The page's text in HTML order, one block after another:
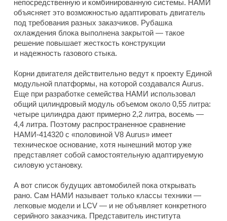
непосредственную и комбинированную системы. НАМИ
объясняет это возможностью адаптировать двигатель
под требования разных заказчиков. Рубашка
охлаждения блока выполнена закрытой — такое
решение повышает жесткость конструкции
и надежность газового стыка.
Корни двигателя действительно ведут к проекту Единой
модульной платформы, на которой создавался Aurus.
Еще при разработке семейства НАМИ использовал
общий цилиндровый модуль объемом около 0,55 литра:
четыре цилиндра дают примерно 2,2 литра, восемь —
4,4 литра. Поэтому распространенное сравнение
НАМИ-414320 с «половиной V8 Aurus» имеет
техническое основание, хотя нынешний мотор уже
представляет собой самостоятельную адаптируемую
силовую установку.
А вот список будущих автомобилей пока открывать
рано. Сам НАМИ называет только классы техники —
легковые модели и LCV — и не объявляет конкретного
серийного заказчика. Представитель института